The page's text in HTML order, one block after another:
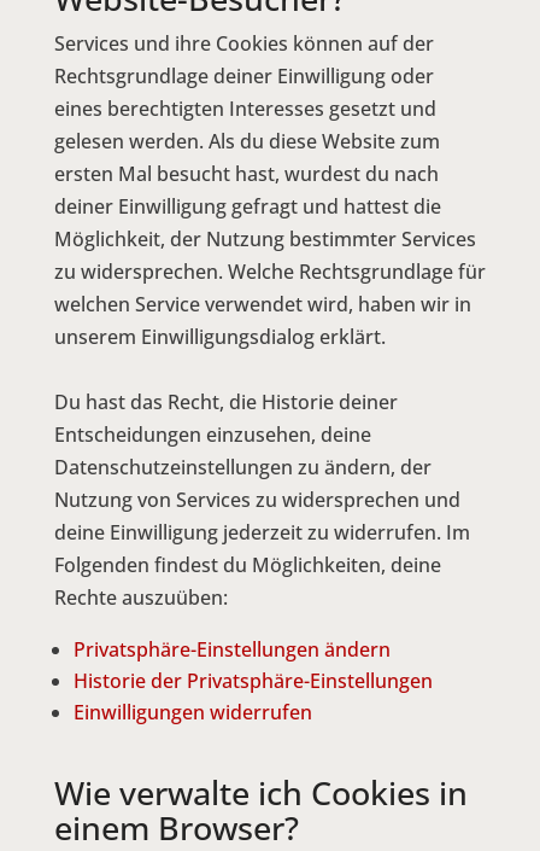
Services und ihre Cookies können auf der
Rechtsgrundlage deiner Einwilligung oder
eines berechtigten Interesses gesetzt und
gelesen werden. Als du diese Website zum
ersten Mal besucht hast, wurdest du nach
deiner Einwilligung gefragt und hattest die
Möglichkeit, der Nutzung bestimmter Services
zu widersprechen. Welche Rechtsgrundlage für
welchen Service verwendet wird, haben wir in
unserem Einwilligungsdialog erklärt.
Du hast das Recht, die Historie deiner
Entscheidungen einzusehen, deine
Datenschutzeinstellungen zu ändern, der
Nutzung von Services zu widersprechen und
deine Einwilligung jederzeit zu widerrufen. Im
Folgenden findest du Möglichkeiten, deine
Rechte auszuüben:
Privatsphäre-Einstellungen ändern
Historie der Privatsphäre-Einstellungen
Einwilligungen widerrufen
Wie verwalte ich Cookies in
einem Browser?